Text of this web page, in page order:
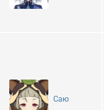
Саю